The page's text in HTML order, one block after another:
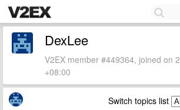
DexLee
V2EX member #449364, joined on
+08:00
Switch topics list